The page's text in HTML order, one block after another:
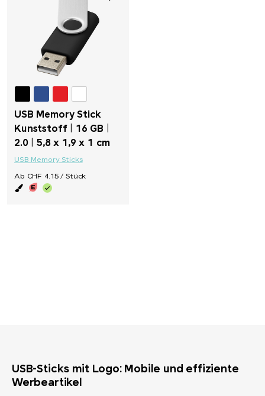
USB Memory Stick
Kunststoff | 16 GB |
2.0 | 5,8 x 1,9 x 1 cm
USB Memory Sticks
Ab CHF 4.15 / Stück
USB-Sticks mit Logo: Mobile und effiziente
Werbeartikel